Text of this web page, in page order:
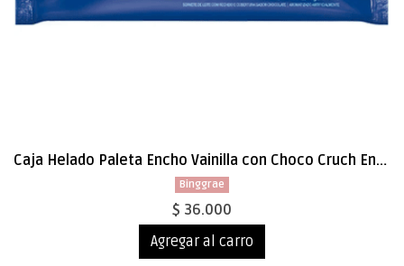
Caja Helado Paleta Encho Vainilla con Choco Cruch Encho Bar 70ml x 40
Binggrae
$ 36.000
Agregar al carro